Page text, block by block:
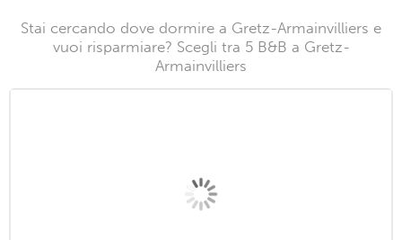
Stai cercando dove dormire a Gretz-Armainvilliers e
vuoi risparmiare? Scegli tra 5 B&B a Gretz-
Armainvilliers